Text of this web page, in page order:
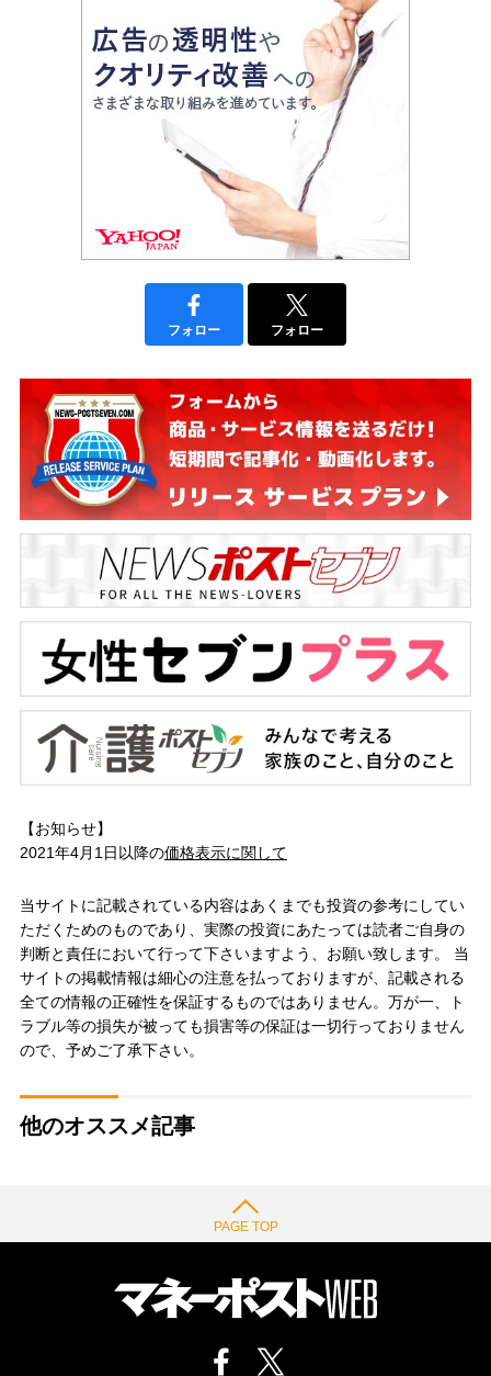
フォロー フォロー
【お知らせ】
2021年4月1日以降の価格表示に関して
当サイトに記載されている内容はあくまでも投資の参考にしてい
ただくためのものであり、実際の投資にあたっては読者ご自身の
判断と責任において行って下さいますよう、お願い致します。 当
サイトの掲載情報は細心の注意を払っておりますが、記載される
全ての情報の正確性を保証するものではありません。万が一、ト
ラブル等の損失が被っても損害等の保証は一切行っておりません
ので、予めご了承下さい。
他のオススメ記事
PAGE TOP